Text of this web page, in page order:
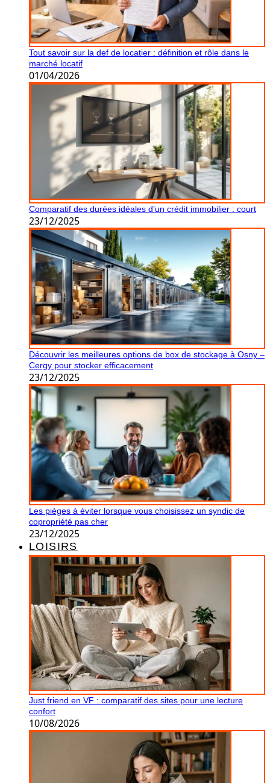
Tout savoir sur la def de locatier : définition et rôle dans le
marché locatif
01/04/2026
Comparatif des durées idéales d’un crédit immobilier : court
23/12/2025
Découvrir les meilleures options de box de stockage à Osny –
Cergy pour stocker efficacement
23/12/2025
Les pièges à éviter lorsque vous choisissez un syndic de
copropriété pas cher
23/12/2025
LOISIRS
Just friend en VF : comparatif des sites pour une lecture
confort
10/08/2026